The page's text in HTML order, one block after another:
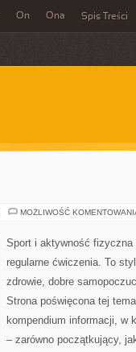
On Ona Spis Treści
MOŻLIWOŚĆ
Sport i aktywność
regularne ćwiczenia. To
zdrowie, dobre
Strona poświęcona tej
kompendium informacji, w
– zarówno początkujący,